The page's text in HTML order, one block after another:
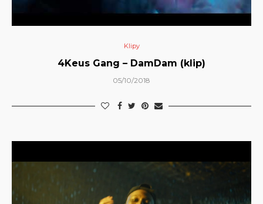
Klipy
4Keus Gang – DamDam (klip)
05/10/2018